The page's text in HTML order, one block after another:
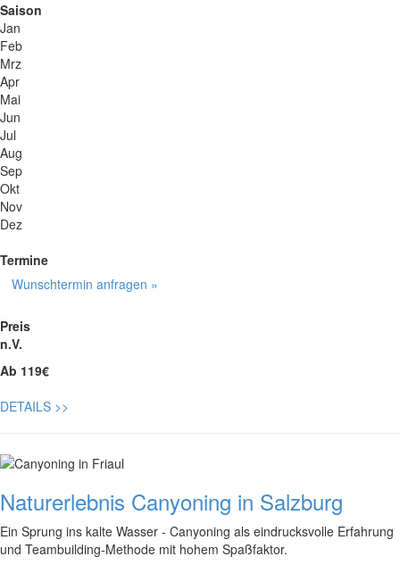
Saison
Jan
Feb
Mrz
Apr
Mai
Jun
Jul
Aug
Sep
Okt
Nov
Dez
Termine
Wunschtermin anfragen »
Preis
n.V.
Ab 119€
DETAILS >>
Naturerlebnis Canyoning in Salzburg
Ein Sprung ins kalte Wasser - Canyoning als eindrucksvolle Erfahrung
und Teambuilding-Methode mit hohem Spaßfaktor.